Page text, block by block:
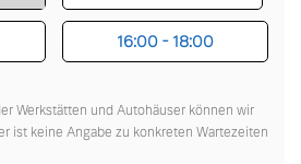
16:00 - 18:00
Werkstätten und Autohäuser können wir
ist keine Angabe zu konkreten Wartezeiten